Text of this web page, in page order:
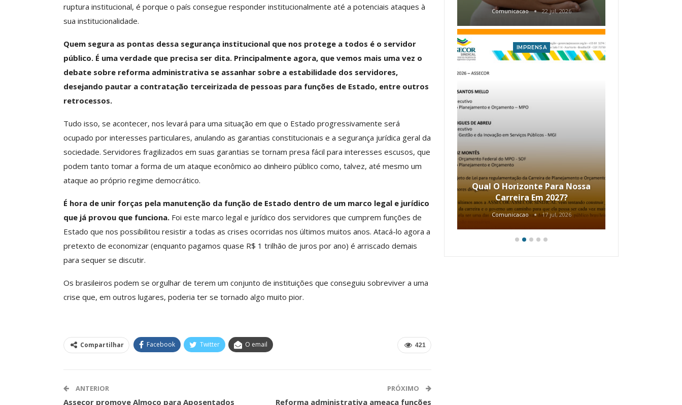
ruptura institucional, é porque o país consegue responder institucionalmente até a potenciais ataques à
sua institucionalidade.
Quem segura as pontas dessa segurança institucional que nos protege a todos é o servidor
público. É uma verdade que precisa ser dita. Principalmente agora, que vemos mais uma vez o
debate sobre reforma administrativa se assanhar sobre a estabilidade dos servidores,
desejando pautar a contratação terceirizada de pessoas para funções de Estado, entre outros
retrocessos.
Tudo isso, se acontecer, nos levará para uma situação em que o Estado progressivamente será
ocupado por interesses particulares, anulando as garantias constitucionais e a segurança jurídica geral da
sociedade. Servidores fragilizados em suas garantias se tornam presa fácil para interesses escusos, que
podem tanto tomar a forma de um ataque econômico ao dinheiro público como, talvez, até mesmo um
ataque ao próprio regime democrático.
É hora de unir forças pela manutenção da função de Estado dentro de um marco legal e jurídico
que já provou que funciona.Foi este marco legal e jurídico dos servidores que cumprem funções de
Estado que nos possibilitou resistir a todas as crises ocorridas nos últimos muitos anos. Atacá-lo agora a
pretexto de economizar (enquanto pagamos quase R$ 1 trilhão de juros por ano) é arriscado demais
para sequer se discutir.
Os brasileiros podem se orgulhar de terem um conjunto de instituições que conseguiu sobreviver a uma
crise que, em outros lugares, poderia ter se tornado algo muito pior.
421
Compartilhar Facebook Twitter O email
ANTERIOR
Assecor promove Almoço para Aposentados
PRÓXIMO
Reforma administrativa ameaça funções
Comunicacao 26 jun, 2026
IMPRENSA
O Futuro Da Nossa Carreira Em
Comunicacao 23 jun, 2026
Comunicacao 29 jul, 2026
IMPRENSA
Mais De Mil Procedimentos
Comunicacao 28 jul, 2026
Comunicacao 22 jul, 2026
IMPRENSA
Qual O Horizonte Para Nossa
Carreira Em 2027?
Comunicacao 17 jul, 2026